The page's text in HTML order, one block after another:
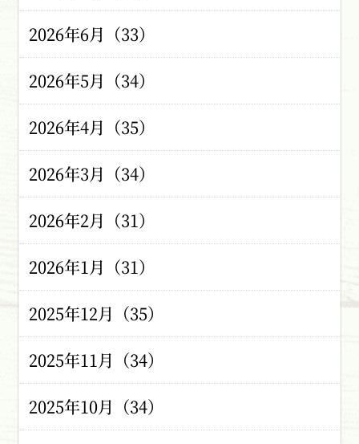
2026年6月（33）
2026年5月（34）
2026年4月（35）
2026年3月（34）
2026年2月（31）
2026年1月（31）
2025年12月（35）
2025年11月（34）
2025年10月（34）